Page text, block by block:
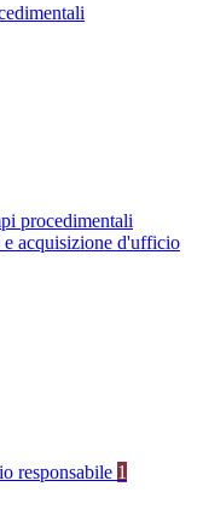
procedimentali
acquisizione d'ufficio
responsabile 1